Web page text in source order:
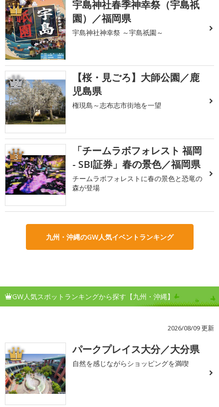
1
宇島神社春季神幸祭（宇島祇
園）／福岡県
宇島神社神幸祭 ～宇島祇園～
2
【桜・見ごろ】大師公園／鹿
児島県
権現島～志布志市街地を一望
3
「チームラボフォレスト 福岡
- SBI証券」春の景色／福岡県
チームラボフォレストに春の景色と恐竜の
森が登場
九州・沖縄のGW人気イベントランキング
GW人気スポットランキングから探す【九州・沖縄】
2026/08/09 更新
1 パークプレイス大分／大分県
自然を感じながらショッピングを満喫